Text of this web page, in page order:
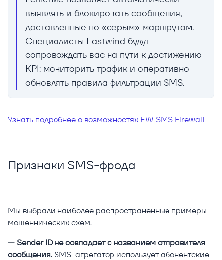
выявлять и блокировать сообщения,
доставленные по «серым» маршрутам.
Специалисты Eastwind будут
сопровождать вас на пути к достижению
KPI: мониторить трафик и оперативно
обновлять правила фильтрации SMS.
Узнать подробнее о возможностях EW SMS Firewall
Признаки SMS-фрода
Мы выбрали наиболее распространенные примеры
мошеннических схем.
— Sender ID не совпадает с названием отправителя
сообщения.SMS-агрегатор использует абонентские